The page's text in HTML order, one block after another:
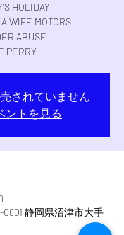
HOLIDAY
WIFE MOTORS
ABUSE
PERRY
されていません
ントを見る
静岡県沼津市大手